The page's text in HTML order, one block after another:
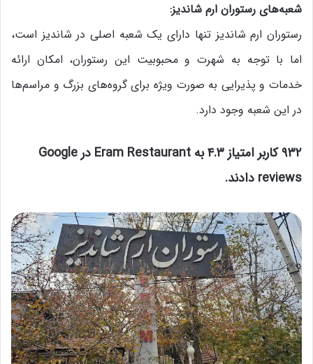
شعبه‌های رستوران ارم شاندیز:
رستوران ارم شاندیز تنها دارای یک شعبه اصلی در شاندیز است،
اما با توجه به شهرت و محبوبیت این رستوران، امکان ارائه
خدمات و پذیرایی به صورت ویژه برای گروه‌های بزرگ و مراسم‌ها
در این شعبه وجود دارد.
۹۳۲ کاربر امتیاز ۴.۳ به Eram Restaurant در Google
reviews دادند.